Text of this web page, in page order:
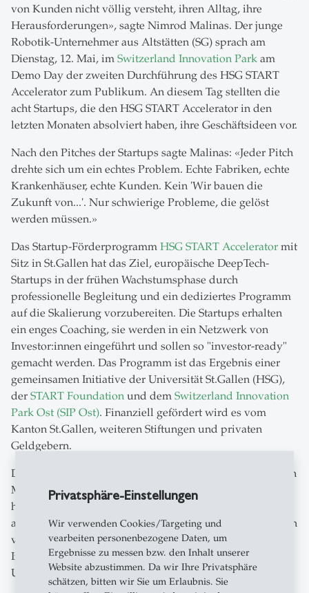
Privatsphäre-Einstellungen
Wir verwenden Cookies/Targeting und
vearbeiten personenbezogene Daten, um
Ergebnisse zu messen bzw. den Inhalt unserer
Website abzustimmen. Da wir Ihre Privatsphäre
schätzen, bitten wir Sie um Erlaubnis. Sie
von Kunden nicht völlig versteht, ihren Alltag, ihre
Herausforderungen», sagte Nimrod Malinas. Der junge
Robotik-Unternehmer aus Altstätten (SG) sprach am
Dienstag, 12. Mai, im Switzerland Innovation Park am
Demo Day der zweiten Durchführung des HSG START
Accelerator zum Publikum. An diesem Tag stellten die
acht Startups, die den HSG START Accelerator in den
letzten Monaten absolviert haben, ihre Geschäftsideen vor.
Nach den Pitches der Startups sagte Malinas: «Jeder Pitch
drehte sich um ein echtes Problem. Echte Fabriken, echte
Krankenhäuser, echte Kunden. Kein 'Wir bauen die
Zukunft von...'. Nur schwierige Probleme, die gelöst
werden müssen.»
Das Startup-Förderprogramm HSG START Accelerator mit
Sitz in St.Gallen hat das Ziel, europäische DeepTech-
Startups in der frühen Wachstumsphase durch
professionelle Begleitung und ein dediziertes Programm
auf die Skalierung vorzubereiten. Die Startups erhalten
ein enges Coaching, sie werden in ein Netzwerk von
Investor:innen eingeführt und sollen so "investor-ready"
gemacht werden. Das Programm ist das Ergebnis einer
gemeinsamen Initiative der Universität St.Gallen (HSG),
der START Foundation und dem Switzerland Innovation
Park Ost (SIP Ost). Finanziell gefördert wird es vom
Kanton St.Gallen, weiteren Stiftungen und privaten
Geldgebern.
Der Rückblick auf die zweite Durchführung in den letzten
Monaten ist beeindruckend: 200 Startups aus 27 Ländern
hatten sich ursprünglich beworben, acht wurden
ausgewählt. Diese hatten während des Accelerators in den
vergangenen Monaten insgesamt 72 Kontakte zu
Investoren und 167 Industriestunden - also Besuche bei
Unternehmen, um Ideen und Produkte zu diskutieren.